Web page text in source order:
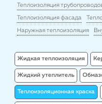
Теплоизоляция
Теплоизоляция фасада
Наружная теплоизоляция
Жидкая теплоизоляция
Жидкий утеплитель
Теплоизоляционная краска